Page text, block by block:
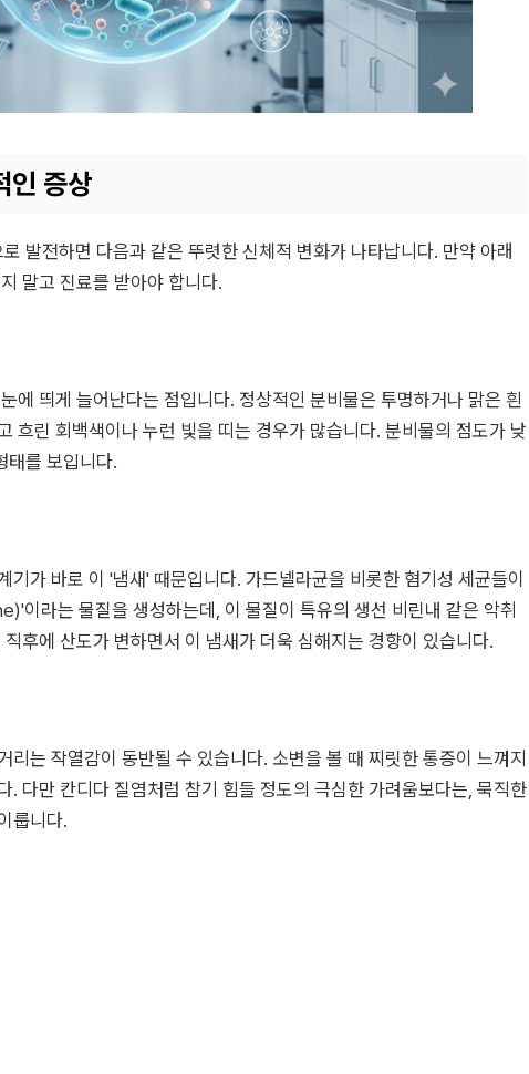
인 증상
발전하면 다음과 같은 뚜렷한 신체적 변화가 나타납니다. 만약 아래
말고 진료를 받아야 합니다.
에 띄게 늘어난다는 점입니다. 정상적인 분비물은 투명하거나 맑은 흰
흐린 회백색이나 누런 빛을 띠는 경우가 많습니다. 분비물의 점도가 낮
태를 보입니다.
기가 바로 이 '냄새' 때문입니다. 가드넬라균을 비롯한 혐기성 세균들이
이라는 물질을 생성하는데, 이 물질이 특유의 생선 비린내 같은 악취
후에 산도가 변하면서 이 냄새가 더욱 심해지는 경향이 있습니다.
리는 작열감이 동반될 수 있습니다. 소변을 볼 때 찌릿한 통증이 느껴지
. 다만 칸디다 질염처럼 참기 힘들 정도의 극심한 가려움보다는, 묵직한
룹니다.